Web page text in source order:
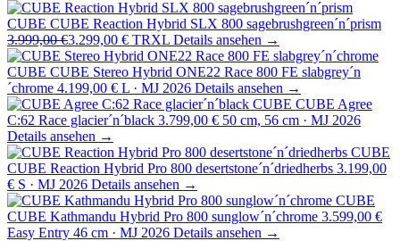
CUBE CUBE Reaction Hybrid SLX 800 sagebrushgreen´n´prism
3.999,00 €3.299,00 € TRXL Details ansehen →
CUBE CUBE Stereo Hybrid ONE22 Race 800 FE slabgrey´n
´chrome 4.199,00 € L · MJ 2026 Details ansehen →
CUBE CUBE Agree
C:62 Race glacier´n´black 3.799,00 € 50 cm, 56 cm · MJ 2026
Details ansehen →
CUBE
CUBE Reaction Hybrid Pro 800 desertstone´n´driedherbs 3.199,00
€ S · MJ 2026 Details ansehen →
CUBE
CUBE Kathmandu Hybrid Pro 800 sunglow´n´chrome 3.599,00 €
Easy Entry 46 cm · MJ 2026 Details ansehen →